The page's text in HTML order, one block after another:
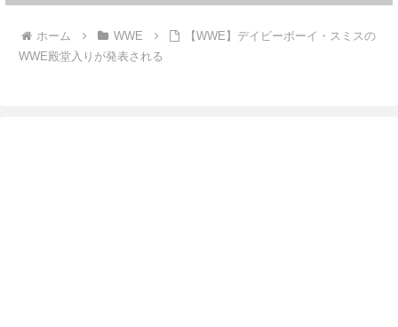
ホーム WWE
【WWE】デイビーボーイ・スミスの
WWE殿堂入りが発表される